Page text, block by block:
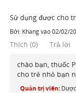
Sử dụng được cho
Bởi: Khangvào02/02/
Thích (0) Trả lời
chào bạn, thuốc
cho trẻ nhỏ bạn
Quản trị viên: